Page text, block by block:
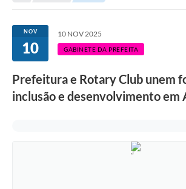
NOV
10
10 NOV 2025
GABINETE DA PREFEITA
Prefeitura e Rotary Club unem
inclusão e desenvolvimento em